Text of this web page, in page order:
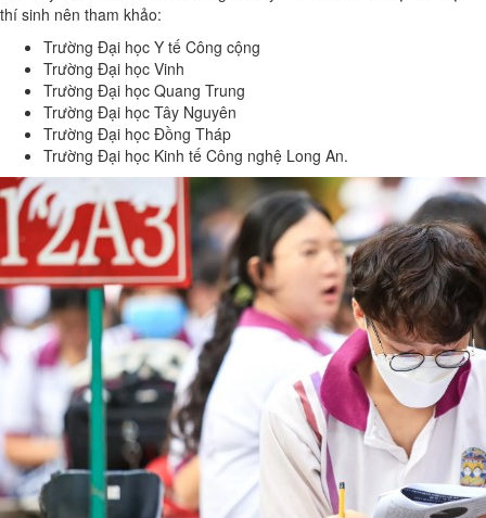
thí sinh nên tham khảo:
Trường Đại học Y tế Công cộng
Trường Đại học Vinh
Trường Đại học Quang Trung
Trường Đại học Tây Nguyên
Trường Đại học Đồng Tháp
Trường Đại học Kinh tế Công nghệ Long An.